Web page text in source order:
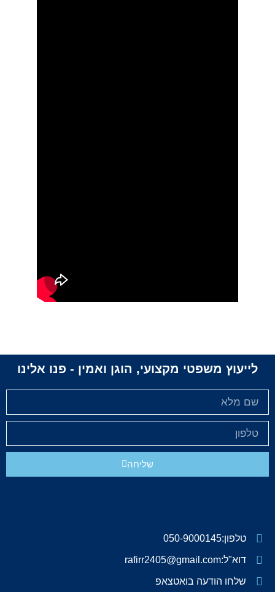
לייעוץ משפטי מקצועי, הוגן ואמין - פנו אלינו
שליחה
טלפון:050-9000145
דוא"ל:rafirr2405@gmail.com
שלחו הודעה בואטצאפ